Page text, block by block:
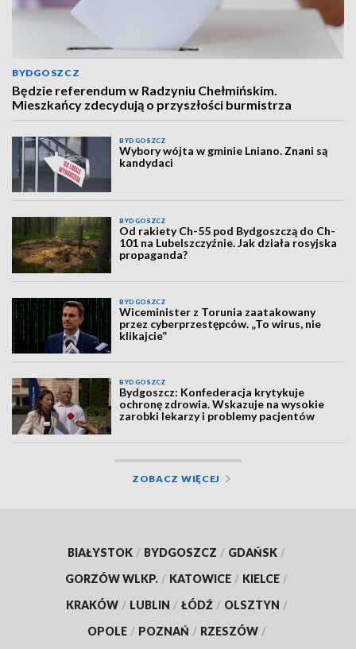
BYDGOSZCZ
Będzie referendum w Radzyniu Chełmińskim.
Mieszkańcy zdecydują o przyszłości burmistrza
BYDGOSZCZ
Wybory wójta w gminie Lniano. Znani są
kandydaci
BYDGOSZCZ
Od rakiety Ch-55 pod Bydgoszczą do Ch-
101 na Lubelszczyźnie. Jak działa rosyjska
propaganda?
BYDGOSZCZ
Wiceminister z Torunia zaatakowany
przez cyberprzestępców. „To wirus, nie
klikajcie”
BYDGOSZCZ
Bydgoszcz: Konfederacja krytykuje
ochronę zdrowia. Wskazuje na wysokie
zarobki lekarzy i problemy pacjentów
ZOBACZ WIĘCEJ
BIAŁYSTOK / BYDGOSZCZ / GDAŃSK /
GORZÓW WLKP. / KATOWICE / KIELCE /
KRAKÓW / LUBLIN / ŁÓDŹ / OLSZTYN /
OPOLE / POZNAŃ / RZESZÓW /